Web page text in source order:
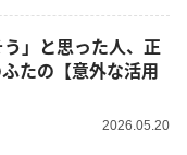
う」と思った人、正
たの【意外な活用
2026.05.20